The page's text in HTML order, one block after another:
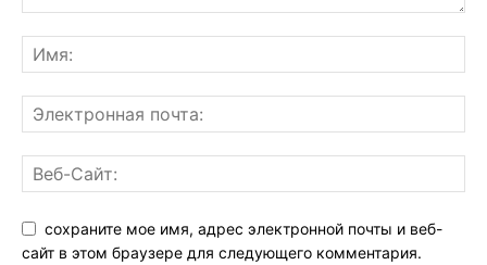
сохраните мое имя, адрес электронной почты и веб-
сайт в этом браузере для следующего комментария.